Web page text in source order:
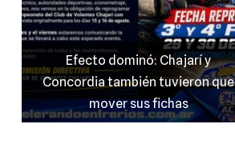
Efecto dominó: Chajarí y
Concordia también tuvieron que
mover sus fichas